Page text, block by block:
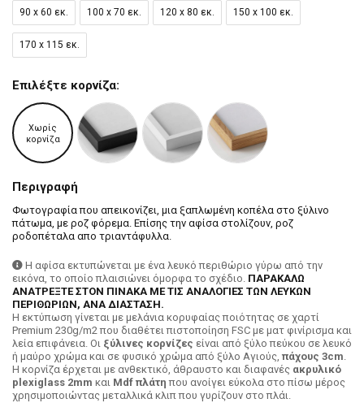
90 x 60 εκ. 100 x 70 εκ. 120 x 80 εκ. 150 x 100 εκ.
170 x 115 εκ.
Επιλέξτε κορνίζα:
Χωρίς
κορνίζα
Περιγραφή
Φωτογραφία που απεικονίζει, μια ξαπλωμένη κοπέλα στο ξύλινο
πάτωμα, με ροζ φόρεμα. Επίσης την αφίσα στολίζουν, ροζ
ροδοπέταλα απο τριαντάφυλλα.
Η αφίσα εκτυπώνεται με ένα λευκό περιθώριο γύρω από την
εικόνα, το οποίο πλαισιώνει όμορφα το σχέδιο. ΠΑΡΑΚΑΛΩ
ΑΝΑΤΡΕΞΤΕ ΣΤΟΝ ΠΙΝΑΚΑ ΜΕ ΤΙΣ ΑΝΑΛΟΓΙΕΣ ΤΩΝ ΛΕΥΚΩΝ
ΠΕΡΙΘΩΡΙΩΝ, ΑΝΑ ΔΙΑΣΤΑΣΗ.
H εκτύπωση γίνεται με μελάνια κορυφαίας ποιότητας σε χαρτί
Premium 230g/m2 που διαθέτει πιστοποίηση FSC με ματ φινίρισμα και
λεία επιφάνεια. Οι ξύλινες κορνίζες είναι από ξύλο πεύκου σε λευκό
ή μαύρο χρώμα και σε φυσικό χρώμα από ξύλο Αγιούς, πάχους 3cm.
Η κορνίζα έρχεται με ανθεκτικό, άθραυστο και διαφανές ακρυλικό
plexiglass 2mm και Mdf πλάτη που ανοίγει εύκολα στο πίσω μέρος
χρησιμοποιώντας μεταλλικά κλιπ που γυρίζουν στο πλάι.